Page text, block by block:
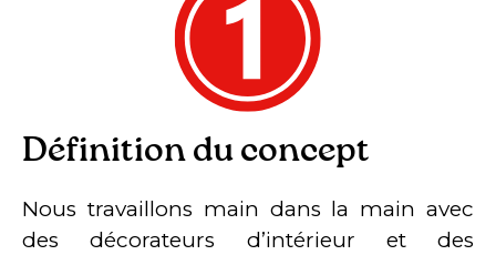
Définition du concept
Nous travaillons main dans la main avec
des décorateurs d’intérieur et des